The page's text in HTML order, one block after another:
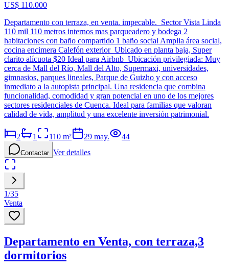
US$ 110.000
Departamento con terraza, en venta. impecable. Sector Vista Linda
110 mil 110 metros internos mas parqueadero y bodega 2
habitaciones con baño compartido 1 baño social Amplia área social,
cocina encimera Calefón exterior Ubicado en planta baja, Super
clarito alícuota $20 Ideal para Airbnb Ubicación privilegiada: Muy
cerca de Mall del Río, Mall del Alto, Supermaxi, universidades,
gimnasios, parques lineales, Parque de Guizho y con acceso
inmediato a la autopista principal. Una residencia que combina
funcionalidad, comodidad y gran potencial en uno de los mejores
sectores residenciales de Cuenca. Ideal para familias que valoran
calidad de vida, amplitud y una excelente inversión patrimonial.
2 1 110 m² 29 may. 44
Contactar Ver detalles
1/35
Venta
Departamento en Venta, con terraza,3
dormitorios